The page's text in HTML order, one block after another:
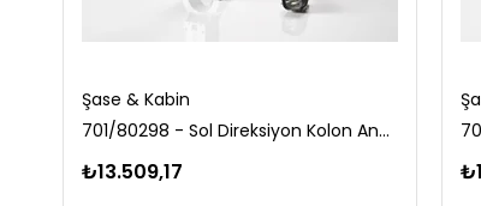
Şase & Kabin
701/80298 - Sol Direksiyon Kolon Anahtarı Powershift (Kabin Tipi)
₺13.509,17